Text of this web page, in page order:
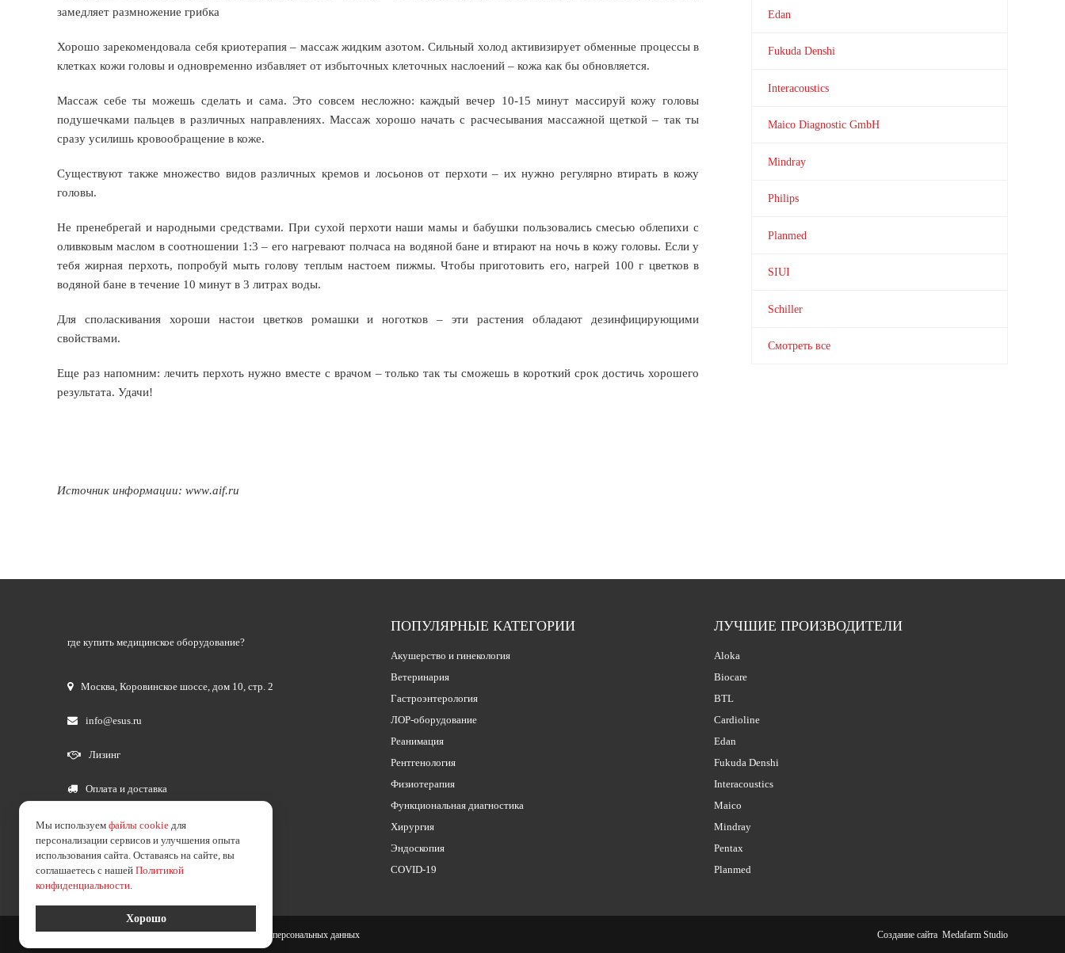
замедляет размножение грибка
Хорошо зарекомендовала себя криотерапия – массаж жидким азотом. Сильный холод активизирует обменные процессы в
клетках кожи головы и одновременно избавляет от избыточных клеточных наслоений – кожа как бы обновляется.
Массаж себе ты можешь сделать и сама. Это совсем несложно: каждый вечер 10-15 минут массируй кожу головы
подушечками пальцев в различных направлениях. Массаж хорошо начать с расчесывания массажной щеткой – так ты
сразу усилишь кровообращение в коже.
Существуют также множество видов различных кремов и лосьонов от перхоти – их нужно регулярно втирать в кожу
головы.
Не пренебрегай и народными средствами. При сухой перхоти наши мамы и бабушки пользовались смесью облепихи с
оливковым маслом в соотношении 1:3 – его нагревают полчаса на водяной бане и втирают на ночь в кожу головы. Если у
тебя жирная перхоть, попробуй мыть голову теплым настоем пижмы. Чтобы приготовить его, нагрей 100 г цветков в
водяной бане в течение 10 минут в 3 литрах воды.
Для споласкивания хороши настои цветков ромашки и ноготков – эти растения обладают дезинфицирующими
свойствами.
Еще раз напомним: лечить перхоть нужно вместе с врачом – только так ты сможешь в короткий срок достичь хорошего
результата. Удачи!
Источник информации: www.aif.ru
Edan
Fukuda Denshi
Interacoustics
Maico Diagnostic GmbH
Mindray
Philips
Planmed
SIUI
Schiller
Смотреть все
где купить медицинское оборудование?
Москва, Коровинское шоссе, дом 10, стр. 2
info@esus.ru
Лизинг
Оплата и доставка
ПОПУЛЯРНЫЕ КАТЕГОРИИ
Акушерство и гинекология
Ветеринария
Гастроэнтерология
ЛОР-оборудование
Реанимация
Рентгенология
Физиотерапия
Функциональная диагностика
Хирургия
Эндоскопия
COVID-19
ЛУЧШИЕ ПРОИЗВОДИТЕЛИ
Aloka
Biocare
BTL
Cardioline
Edan
Fukuda Denshi
Interacoustics
Maico
Mindray
Pentax
Planmed
2026 © esus.ru политика в отношении обработки персональных данных Создание сайта Medafarm Studio
Мы используем файлы cookie для
персонализации сервисов и улучшения опыта
использования сайта. Оставаясь на сайте, вы
соглашаетесь с нашей Политикой
конфиденциальности.
Хорошо